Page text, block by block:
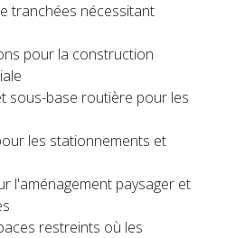
tranchées nécessitant
pour la construction
sous-base routière pour les
les stationnements et
l'aménagement paysager et
restreints où les